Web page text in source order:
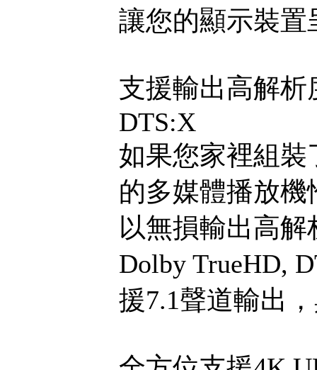
讓您的顯示裝
支援輸出高解析
DTS:X
如果您家裡組
的多媒體播放
以無損輸出高解
Dolby TrueHD,
援7.1聲道輸出